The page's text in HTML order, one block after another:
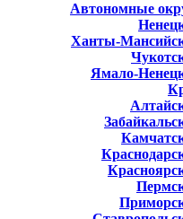
Автономные
Ханты-
Ямало-